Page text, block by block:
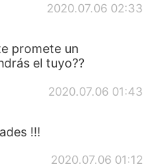
2020.07.06 02:33
promete un
el tuyo??
2020.07.06 01:43
!!!
2020.07.06 01:12